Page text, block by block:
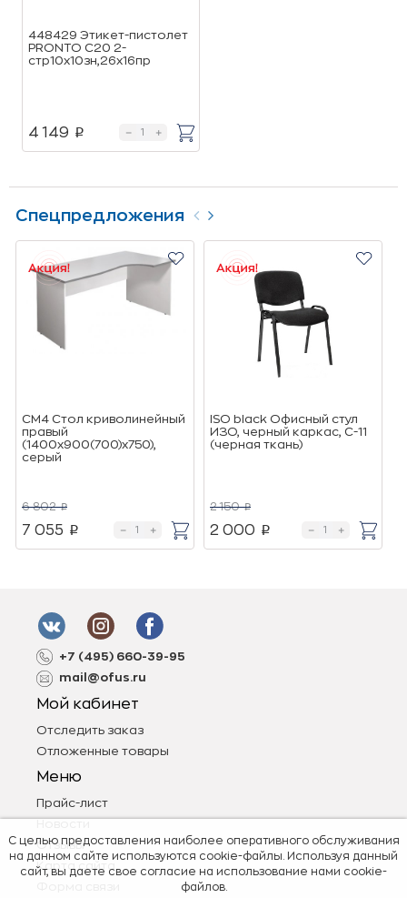
448429 Этикет-пистолет
PRONTO C20 2-
стр10х10зн,26х16пр
4 149 p
Спецпредложения
СМ4 Стол криволинейный
правый
(1400х900(700)х750),
cерый
6 802 p
7 055 p
ISO black Офисный стул
ИЗО, черный каркас, C-11
(черная ткань)
2 150 p
2 000 p
+7 (495) 660-39-95
mail@ofus.ru
Мой кабинет
Отследить заказ
Отложенные товары
Меню
Прайс-лист
Отзывы
Карта сайта
С целью предоставления наиболее оперативного обслуживания
на данном сайте используются cookie-файлы. Используя данный
сайт, вы даете свое согласие на использование нами cookie-
файлов.